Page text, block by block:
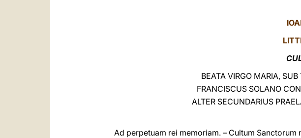
BEATA VIRGO MARIA,
FRANCISCUS SOLANO
ALTER SECUNDARIUS
Ad perpetuam rei memoriam. – Cultum